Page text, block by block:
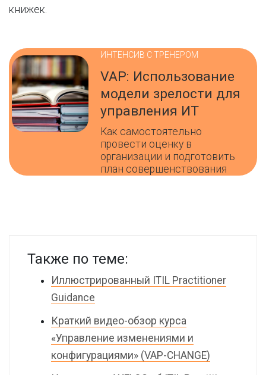
книжек.
ИНТЕНСИВ С ТРЕНЕРОМ
VAP: Использование
модели зрелости для
управления ИТ
Как самостоятельно
провести оценку в
организации и подготовить
план совершенствования
Также по теме:
Иллюстрированный ITIL Practitioner
Guidance
Краткий видео-обзор курса
«Управление изменениями и
конфигурациями» (VAP-CHANGE)